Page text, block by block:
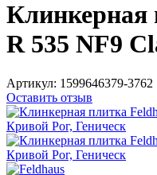
Клинкерная
R 535 NF9
Артикул: 1599646379-3762
Оставить отзыв